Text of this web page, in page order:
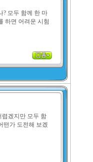
? 모두 함께 한 마
하면 어려운 시험
렵겠지만 모두 함
떤가 도전해 보겠